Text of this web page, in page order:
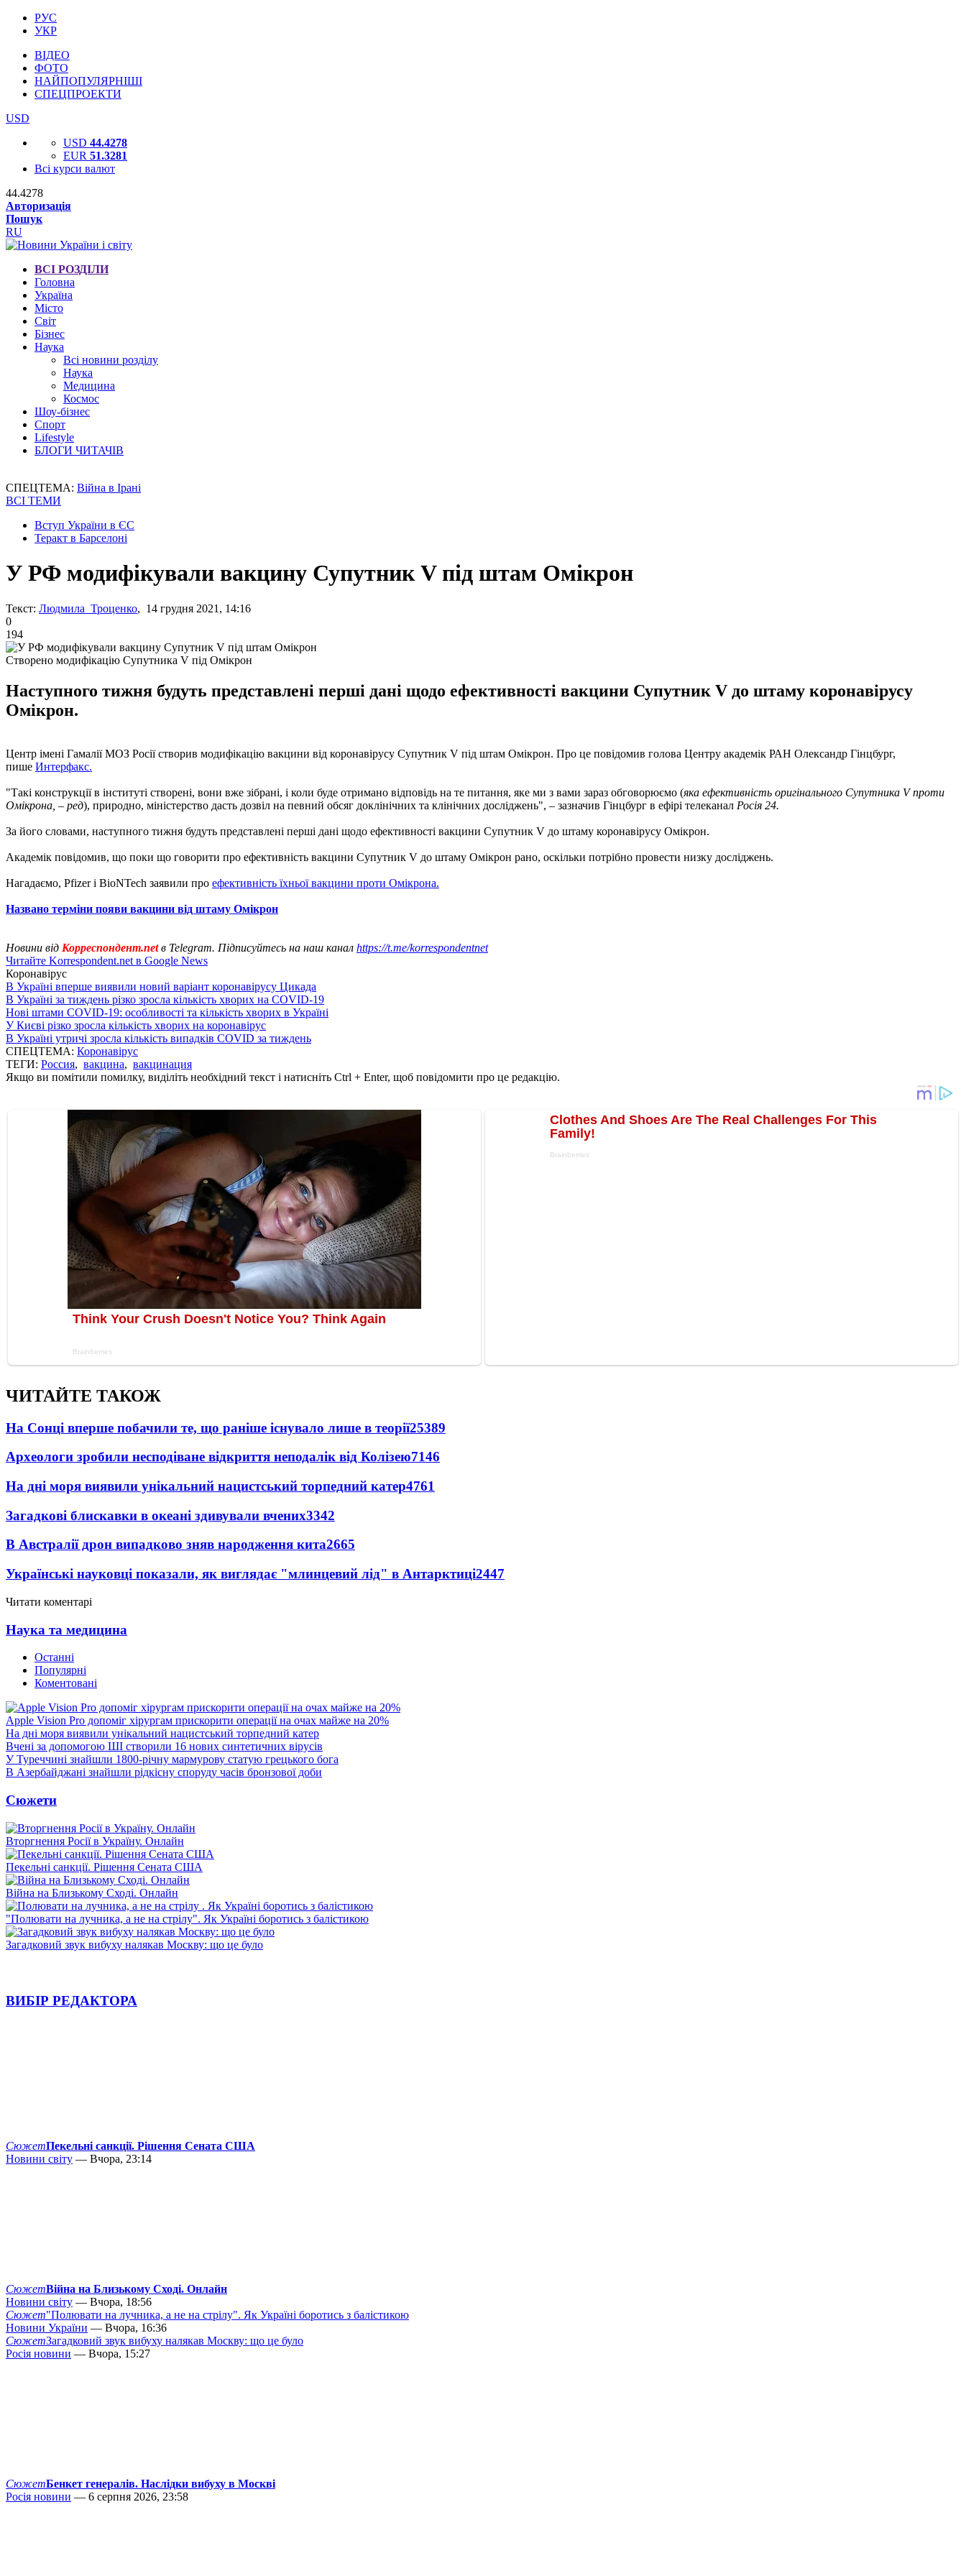
РУС
УКР
ВІДЕО
ФОТО
НАЙПОПУЛЯРНІШІ
СПЕЦПРОЕКТИ
USD
USD 44.4278
EUR 51.3281
Всі курси валют
44.4278
Авторизація
Пошук
RU
ВСІ РОЗДІЛИ
Головна
Україна
Місто
Світ
Бізнес
Наука
Всі новини розділу
Наука
Медицина
Космос
Шоу-бізнес
Спорт
Lifestyle
БЛОГИ ЧИТАЧІВ
СПЕЦТЕМА: Війна в Ірані
ВСІ ТЕМИ
Вступ України в ЄС
Теракт в Барселоні
У РФ модифікували вакцину Супутник V під штам Омікрон
Текст: Людмила Троценко, 14 грудня 2021, 14:16
0
194
Створено модифікацію Супутника V під Омікрон
Наступного тижня будуть представлені перші дані щодо ефективності вакцини Супутник V до штаму коронавірусу
Омікрон.
Центр імені Гамалії МОЗ Росії створив модифікацію вакцини від коронавірусу Супутник V під штам Омікрон. Про це повідомив голова Центру академік РАН Олександр Гінцбург,
пише Интерфакс.
"Такі конструкції в інституті створені, вони вже зібрані, і коли буде отримано відповідь на те питання, яке ми з вами зараз обговорюємо (яка ефективність оригінального Супутника V проти
Омікрона, – ред), природно, міністерство дасть дозвіл на певний обсяг доклінічних та клінічних досліджень", – зазначив Гінцбург в ефірі телеканал Росія 24.
За його словами, наступного тижня будуть представлені перші дані щодо ефективності вакцини Супутник V до штаму коронавірусу Омікрон.
Академік повідомив, що поки що говорити про ефективність вакцини Супутник V до штаму Омікрон рано, оскільки потрібно провести низку досліджень.
Нагадаємо, Pfizer і BioNTech заявили про ефективність їхньої вакцини проти Омікрона.
Названо терміни появи вакцини від штаму Омікрон
Новини від Корреспондент.netв Telegram. Підписуйтесь на наш канал https://t.me/korrespondentnet
Читайте Korrespondent.net в Google News
Коронавірус
В Україні вперше виявили новий варіант коронавірусу Цикада
В Україні за тиждень різко зросла кількість хворих на COVID-19
Нові штами COVID-19: особливості та кількість хворих в Україні
У Києві різко зросла кількість хворих на коронавірус
В Україні утричі зросла кількість випадків COVID за тиждень
СПЕЦТЕМА: Коронавірус
ТЕГИ: Россия, вакцина, вакцинация
Якщо ви помітили помилку, виділіть необхідний текст і натисніть Ctrl + Enter, щоб повідомити про це редакцію.
ЧИТАЙТЕ ТАКОЖ
На Сонці вперше побачили те, що раніше існувало лише в теорії25389
Археологи зробили несподіване відкриття неподалік від Колізею7146
На дні моря виявили унікальний нацистський торпедний катер4761
Загадкові блискавки в океані здивували вчених3342
В Австралії дрон випадково зняв народження кита2665
Українські науковці показали, як виглядає "млинцевий лід" в Антарктиці2447
Читати коментарі
Наука та медицина
Останні
Популярні
Коментовані
Apple Vision Pro допоміг хірургам прискорити операції на очах майже на 20%
На дні моря виявили унікальний нацистський торпедний катер
Вчені за допомогою ШІ створили 16 нових синтетичних вірусів
У Туреччині знайшли 1800-річну мармурову статую грецького бога
В Азербайджані знайшли рідкісну споруду часів бронзової доби
Сюжети
Вторгнення Росії в Україну. Онлайн
Пекельні санкції. Рішення Сената США
Війна на Близькому Сході. Онлайн
"Полювати на лучника, а не на стрілу". Як Україні боротись з балістикою
Загадковий звук вибуху налякав Москву: що це було
ВИБІР РЕДАКТОРА
СюжетПекельні санкції. Рішення Сената США
Новини світу — Вчора, 23:14
СюжетВійна на Близькому Сході. Онлайн
Новини світу — Вчора, 18:56
Сюжет"Полювати на лучника, а не на стрілу". Як Україні боротись з балістикою
Новини України — Вчора, 16:36
СюжетЗагадковий звук вибуху налякав Москву: що це було
Росія новини — Вчора, 15:27
СюжетБенкет генералів. Наслідки вибуху в Москві
Росія новини — 6 серпня 2026, 23:58